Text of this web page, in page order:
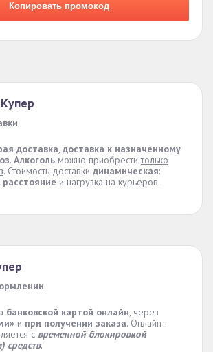
Копировать промокод
доставка, доставка к назначенному
. Алкоголь можно приобреститолько
. Стоимость доставки динамическая:
расстояние и нагрузка на курьеров.
банковской картой онлайн, через
и при получении заказа. Онлайн-
с временной блокировкой
средств.